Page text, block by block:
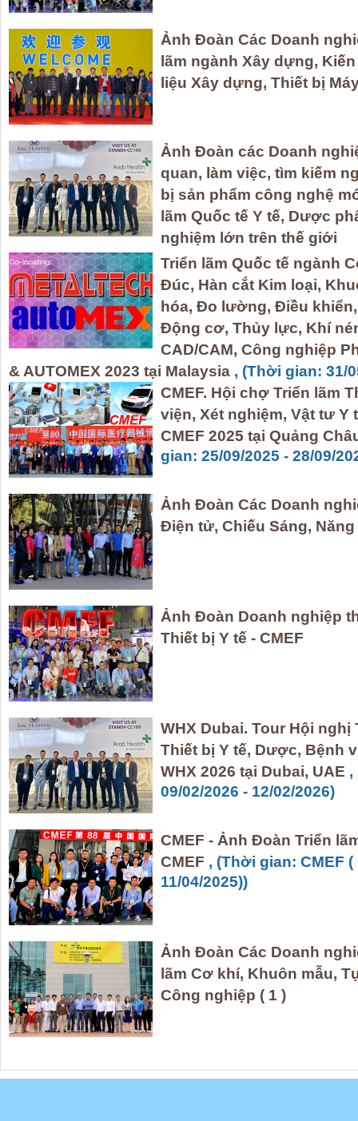
Ảnh Đoàn Các Doanh
lãm ngành Xây dựng,
liệu Xây dựng, Thiết bị
Ảnh Đoàn các Doanh
quan, làm việc, tìm kiếm
bị sản phẩm công nghệ
lãm Quốc tế Y tế, Dược
nghiệm lớn trên thế giới
Triển lãm Quốc tế ngành
Đúc, Hàn cắt Kim loại,
hóa, Đo lường, Điều
Động cơ, Thủy lực, Khí
CAD/CAM, Công nghiệp
& AUTOMEX 2023 tại Malaysia , (Thời gian: 31/
CMEF. Hội chợ Triển lãm
viện, Xét nghiệm, Vật tư Y
CMEF 2025 tại Quảng
gian: 25/09/2025 - 28/09/
Ảnh Đoàn Các Doanh
Điện tử, Chiếu Sáng,
Ảnh Đoàn Doanh nghiệp
Thiết bị Y tế - CMEF
WHX Dubai. Tour Hội nghị
Thiết bị Y tế, Dược, Bệnh
WHX 2026 tại Dubai, UAE ,
09/02/2026 - 12/02/2026)
CMEF - Ảnh Đoàn Triển
CMEF , (Thời gian: CMEF (
11/04/2025))
Ảnh Đoàn Các Doanh
lãm Cơ khí, Khuôn mẫu,
Công nghiệp ( 1 )